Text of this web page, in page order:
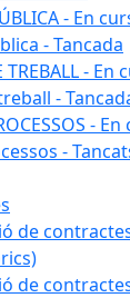
- En
- Tancada
TREBALL - En
-
-
-
de
de